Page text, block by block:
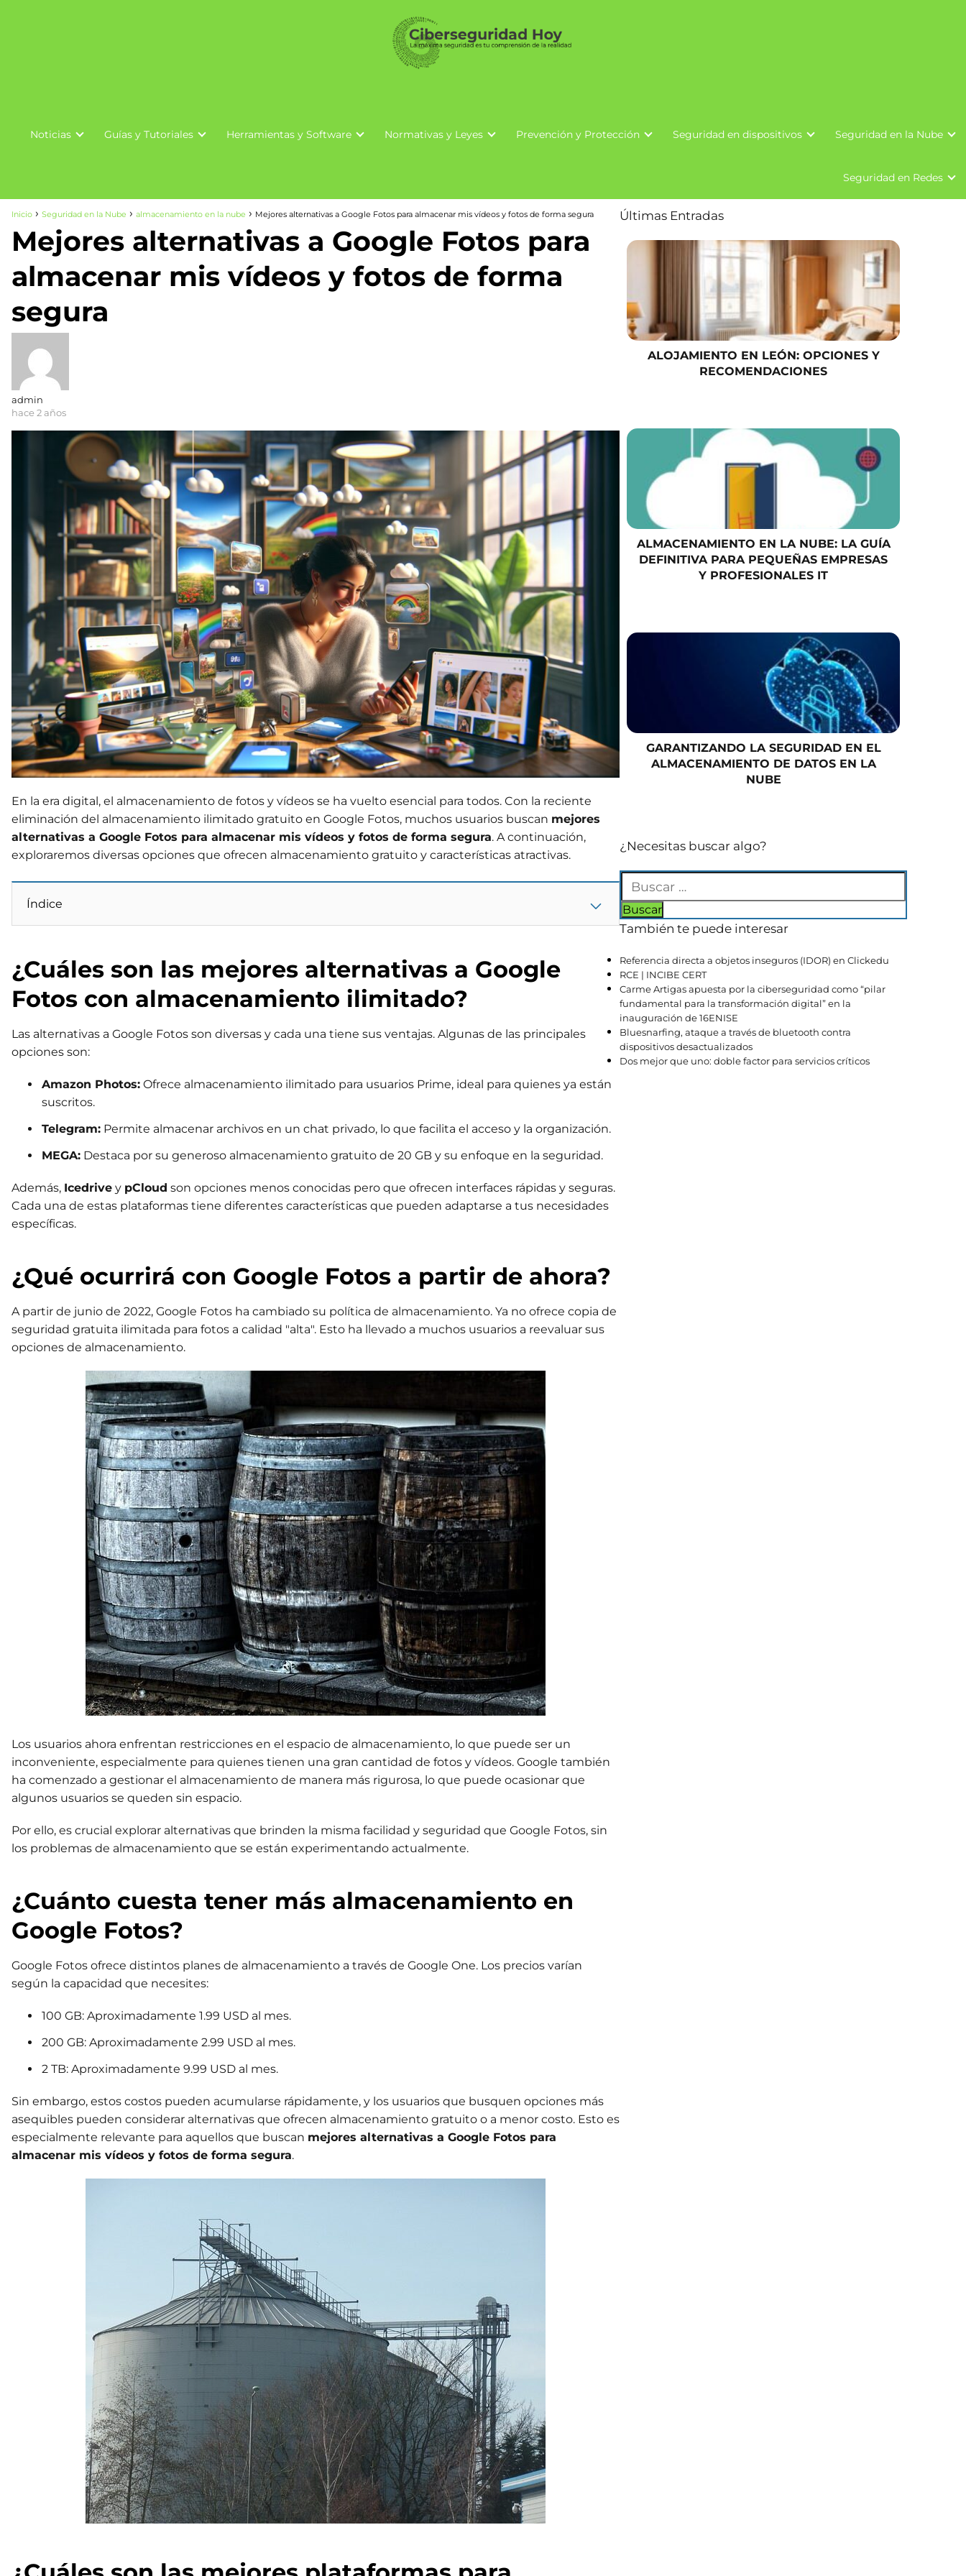
Noticias Guías y Tutoriales Herramientas y Software Normativas y Leyes Prevención y Protección Seguridad en dispositivos Seguridad en la Nube
Seguridad en Redes
Inicio Seguridad en la Nube almacenamiento en la nube Mejores alternativas a Google Fotos para almacenar mis vídeos y fotos de forma segura
Mejores alternativas a Google Fotos para
almacenar mis vídeos y fotos de forma
segura
admin
hace 2 años
En la era digital, el almacenamiento de fotos y vídeos se ha vuelto esencial para todos. Con la reciente
eliminación del almacenamiento ilimitado gratuito en Google Fotos, muchos usuarios buscan mejores
alternativas a Google Fotos para almacenar mis vídeos y fotos de forma segura. A continuación,
exploraremos diversas opciones que ofrecen almacenamiento gratuito y características atractivas.
Índice
¿Cuáles son las mejores alternativas a Google
Fotos con almacenamiento ilimitado?
Las alternativas a Google Fotos son diversas y cada una tiene sus ventajas. Algunas de las principales
opciones son:
Amazon Photos: Ofrece almacenamiento ilimitado para usuarios Prime, ideal para quienes ya están
suscritos.
Telegram: Permite almacenar archivos en un chat privado, lo que facilita el acceso y la organización.
MEGA: Destaca por su generoso almacenamiento gratuito de 20 GB y su enfoque en la seguridad.
Además, Icedrive y pCloud son opciones menos conocidas pero que ofrecen interfaces rápidas y seguras.
Cada una de estas plataformas tiene diferentes características que pueden adaptarse a tus necesidades
específicas.
¿Qué ocurrirá con Google Fotos a partir de ahora?
A partir de junio de 2022, Google Fotos ha cambiado su política de almacenamiento. Ya no ofrece copia de
seguridad gratuita ilimitada para fotos a calidad "alta". Esto ha llevado a muchos usuarios a reevaluar sus
opciones de almacenamiento.
Los usuarios ahora enfrentan restricciones en el espacio de almacenamiento, lo que puede ser un
inconveniente, especialmente para quienes tienen una gran cantidad de fotos y vídeos. Google también
ha comenzado a gestionar el almacenamiento de manera más rigurosa, lo que puede ocasionar que
algunos usuarios se queden sin espacio.
Por ello, es crucial explorar alternativas que brinden la misma facilidad y seguridad que Google Fotos, sin
los problemas de almacenamiento que se están experimentando actualmente.
¿Cuánto cuesta tener más almacenamiento en
Google Fotos?
Google Fotos ofrece distintos planes de almacenamiento a través de Google One. Los precios varían
según la capacidad que necesites:
100 GB: Aproximadamente 1.99 USD al mes.
200 GB: Aproximadamente 2.99 USD al mes.
2 TB: Aproximadamente 9.99 USD al mes.
Sin embargo, estos costos pueden acumularse rápidamente, y los usuarios que busquen opciones más
asequibles pueden considerar alternativas que ofrecen almacenamiento gratuito o a menor costo. Esto es
especialmente relevante para aquellos que buscan mejores alternativas a Google Fotos para
almacenar mis vídeos y fotos de forma segura.
Últimas Entradas
ALOJAMIENTO EN LEÓN: OPCIONES Y
RECOMENDACIONES
ALMACENAMIENTO EN LA NUBE: LA GUÍA
DEFINITIVA PARA PEQUEÑAS EMPRESAS
Y PROFESIONALES IT
GARANTIZANDO LA SEGURIDAD EN EL
ALMACENAMIENTO DE DATOS EN LA
NUBE
¿Necesitas buscar algo?
También te puede interesar
Referencia directa a objetos inseguros (IDOR) en Clickedu
RCE | INCIBE CERT
Carme Artigas apuesta por la ciberseguridad como “pilar
fundamental para la transformación digital” en la
inauguración de 16ENISE
Bluesnarfing, ataque a través de bluetooth contra
dispositivos desactualizados
Dos mejor que uno: doble factor para servicios críticos